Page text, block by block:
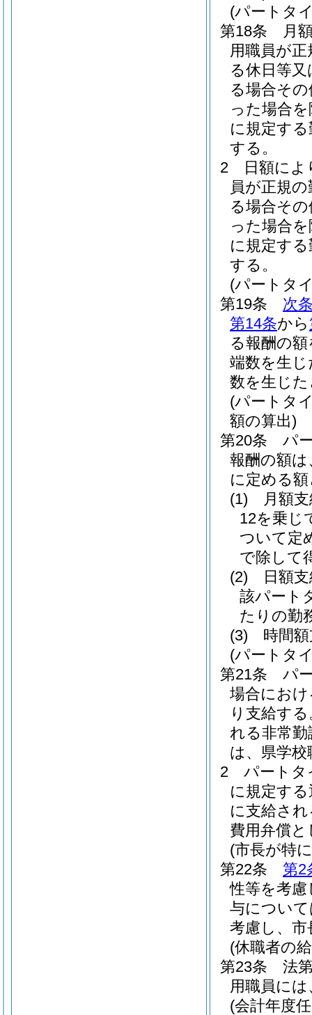
(パートタ
第18条
月
用職員が
る休日等
る場合そ
った場合
に規定す
する。
2
日額に
員が正規
る場合そ
った場合
に規定す
する。
(パートタ
第19条
次
第14条から
る報酬の
端数を生
数を生じ
(パートタ
額の算出)
第20条
パ
報酬の額は
に定める
(1)
月額
12を乗じ
ついて定
で除して
(2)
日額
該パート
たりの勤
(3)
時間
(パートタ
第21条
パ
場合にお
り支給する
れる非常勤
は、県学
2
パートタ
に規定す
に支給さ
費用弁償
(市長が特
第22条
第2
性等を考
与につい
考慮し、
(休職者の
第23条
法
用職員に
(会計年度